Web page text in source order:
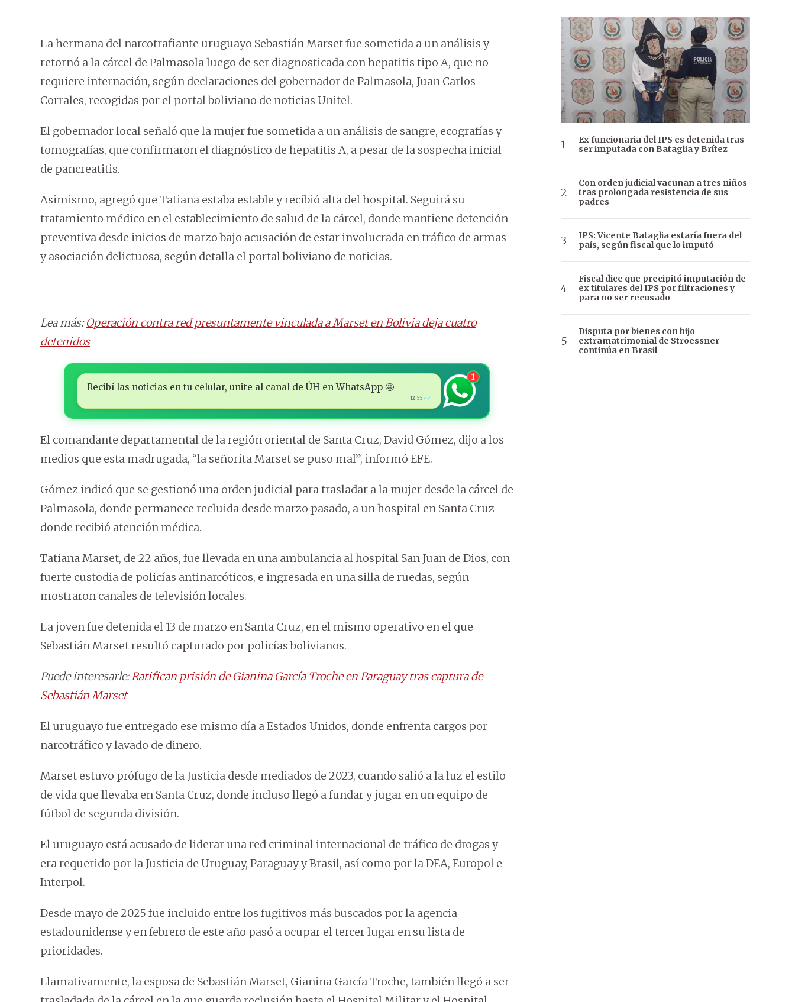
La hermana del narcotrafiante uruguayo Sebastián Marset fue sometida a un análisis y
retornó a la cárcel de Palmasola luego de ser diagnosticada con hepatitis tipo A, que no
requiere internación, según declaraciones del gobernador de Palmasola, Juan Carlos
Corrales, recogidas por el portal boliviano de noticias Unitel.
El gobernador local señaló que la mujer fue sometida a un análisis de sangre, ecografías y
tomografías, que confirmaron el diagnóstico de hepatitis A, a pesar de la sospecha inicial
de pancreatitis.
Asimismo, agregó que Tatiana estaba estable y recibió alta del hospital. Seguirá su
tratamiento médico en el establecimiento de salud de la cárcel, donde mantiene detención
preventiva desde inicios de marzo bajo acusación de estar involucrada en tráfico de armas
y asociación delictuosa, según detalla el portal boliviano de noticias.
Lea más:Operación contra red presuntamente vinculada a Marset en Bolivia deja cuatro
detenidos
Recibí las noticias en tu celular, unite al canal de ÚH en WhatsApp 🤩
12:55 ✓✓
1
El comandante departamental de la región oriental de Santa Cruz, David Gómez, dijo a los
medios que esta madrugada, “la señorita Marset se puso mal”, informó EFE.
Gómez indicó que se gestionó una orden judicial para trasladar a la mujer desde la cárcel de
Palmasola, donde permanece recluida desde marzo pasado, a un hospital en Santa Cruz
donde recibió atención médica.
Tatiana Marset, de 22 años, fue llevada en una ambulancia al hospital San Juan de Dios, con
fuerte custodia de policías antinarcóticos, e ingresada en una silla de ruedas, según
mostraron canales de televisión locales.
La joven fue detenida el 13 de marzo en Santa Cruz, en el mismo operativo en el que
Sebastián Marset resultó capturado por policías bolivianos.
Puede interesarle:Ratifican prisión de Gianina García Troche en Paraguay tras captura de
Sebastián Marset
El uruguayo fue entregado ese mismo día a Estados Unidos, donde enfrenta cargos por
narcotráfico y lavado de dinero.
Marset estuvo prófugo de la Justicia desde mediados de 2023, cuando salió a la luz el estilo
de vida que llevaba en Santa Cruz, donde incluso llegó a fundar y jugar en un equipo de
fútbol de segunda división.
El uruguayo está acusado de liderar una red criminal internacional de tráfico de drogas y
era requerido por la Justicia de Uruguay, Paraguay y Brasil, así como por la DEA, Europol e
Interpol.
Desde mayo de 2025 fue incluido entre los fugitivos más buscados por la agencia
estadounidense y en febrero de este año pasó a ocupar el tercer lugar en su lista de
prioridades.
Llamativamente, la esposa de Sebastián Marset, Gianina García Troche, también llegó a ser
Ex funcionaria del IPS es detenida tras
ser imputada con Bataglia y Brítez
Con orden judicial vacunan a tres niños
tras prolongada resistencia de sus
padres
IPS: Vicente Bataglia estaría fuera del
país, según fiscal que lo imputó
Fiscal dice que precipitó imputación de
ex titulares del IPS por filtraciones y
para no ser recusado
Disputa por bienes con hijo
extramatrimonial de Stroessner
continúa en Brasil